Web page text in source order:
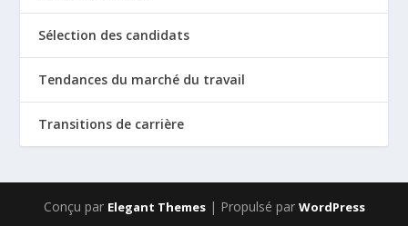
Sélection des candidats
Tendances du marché du travail
Transitions de carrière
Conçu par Elegant Themes| Propulsé par WordPress